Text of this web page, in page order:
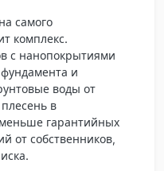
самого
комплекс.
с нанопокрытиями
и
воды от
в
гарантийных
от собственников,